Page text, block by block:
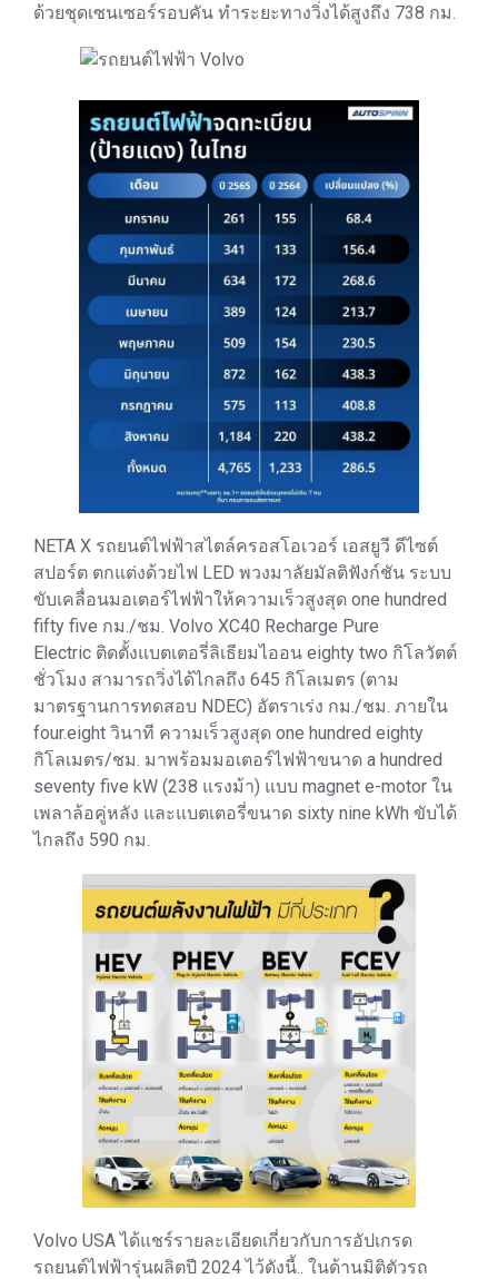
ด้วยชุดเซนเซอร์รอบคัน ทำระยะทางวิ่งได้สูงถึง 738 กม.
NETA X รถยนต์ไฟฟ้าสไตล์ครอสโอเวอร์ เอสยูวี ดีไซต์
สปอร์ต ตกแต่งด้วยไฟ LED พวงมาลัยมัลติฟังก์ชัน ระบบ
ขับเคลื่อนมอเตอร์ไฟฟ้าให้ความเร็วสูงสุด one hundred
fifty five กม./ชม. Volvo XC40 Recharge Pure
Electric ติดตั้งแบตเตอรี่ลิเธียมไออน eighty two กิโลวัตต์
ชั่วโมง สามารถวิ่งได้ไกลถึง 645 กิโลเมตร (ตาม
มาตรฐานการทดสอบ NDEC) อัตราเร่ง กม./ชม. ภายใน
four.eight วินาที ความเร็วสูงสุด one hundred eighty
กิโลเมตร/ชม. มาพร้อมมอเตอร์ไฟฟ้าขนาด a hundred
seventy five kW (238 แรงม้า) แบบ magnet e-motor ใน
เพลาล้อคู่หลัง และแบตเตอรี่ขนาด sixty nine kWh ขับได้
ไกลถึง 590 กม.
Volvo USA ได้แชร์รายละเอียดเกี่ยวกับการอัปเกรด
รถยนต์ไฟฟ้ารุ่นผลิตปี 2024 ไว้ดังนี้.. ในด้านมิติตัวรถ